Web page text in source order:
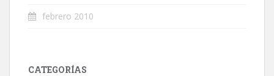
febrero 2010
CATEGORÍAS